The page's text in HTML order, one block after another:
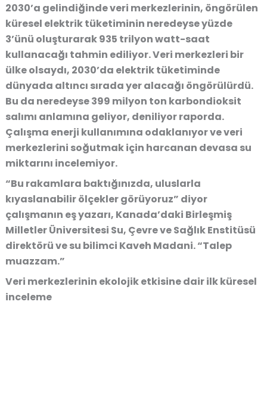
2030’a gelindiğinde veri merkezlerinin, öngörülen
küresel elektrik tüketiminin neredeyse yüzde
3’ünü oluşturarak 935 trilyon watt-saat
kullanacağı tahmin ediliyor. Veri merkezleri bir
ülke olsaydı, 2030’da elektrik tüketiminde
dünyada altıncı sırada yer alacağı öngörülürdü.
Bu da neredeyse 399 milyon ton karbondioksit
salımı anlamına geliyor, deniliyor raporda.
Çalışma enerji kullanımına odaklanıyor ve veri
merkezlerini soğutmak için harcanan devasa su
miktarını incelemiyor.
“Bu rakamlara baktığınızda, uluslarla
kıyaslanabilir ölçekler görüyoruz” diyor
çalışmanın eş yazarı, Kanada’daki Birleşmiş
Milletler Üniversitesi Su, Çevre ve Sağlık Enstitüsü
direktörü ve su bilimci Kaveh Madani. “Talep
muazzam.”
Veri merkezlerinin ekolojik etkisine dair ilk küresel
inceleme